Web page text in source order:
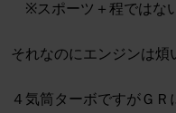
※スポーツ＋程ではな
それなのにエンジンは煩
４気筒ターボですがＧ